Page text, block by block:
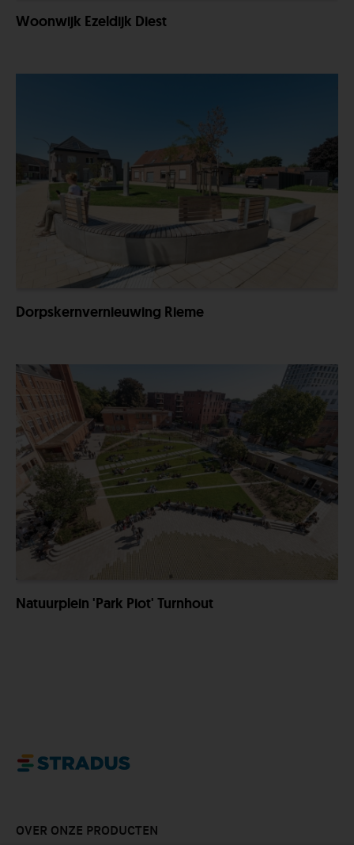
Woonwijk Ezeldijk Diest
Dorpskernvernieuwing Rieme
Natuurplein 'Park Piot' Turnhout
OVER ONZE PRODUCTEN